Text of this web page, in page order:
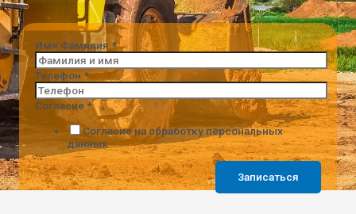
Имя Фамилия *
Телефон *
Согласие *
Согласие на обработку персональных
данных
Записаться